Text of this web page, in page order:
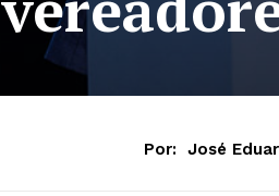
Por: José